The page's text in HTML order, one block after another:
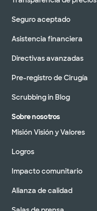
Seguro aceptado
Asistencia financiera
Directivas avanzadas
Pre-registro de Cirugía
Scrubbing in Blog
Sobre nosotros
Misión Visión y Valores
Logros
Impacto comunitario
Alianza de calidad